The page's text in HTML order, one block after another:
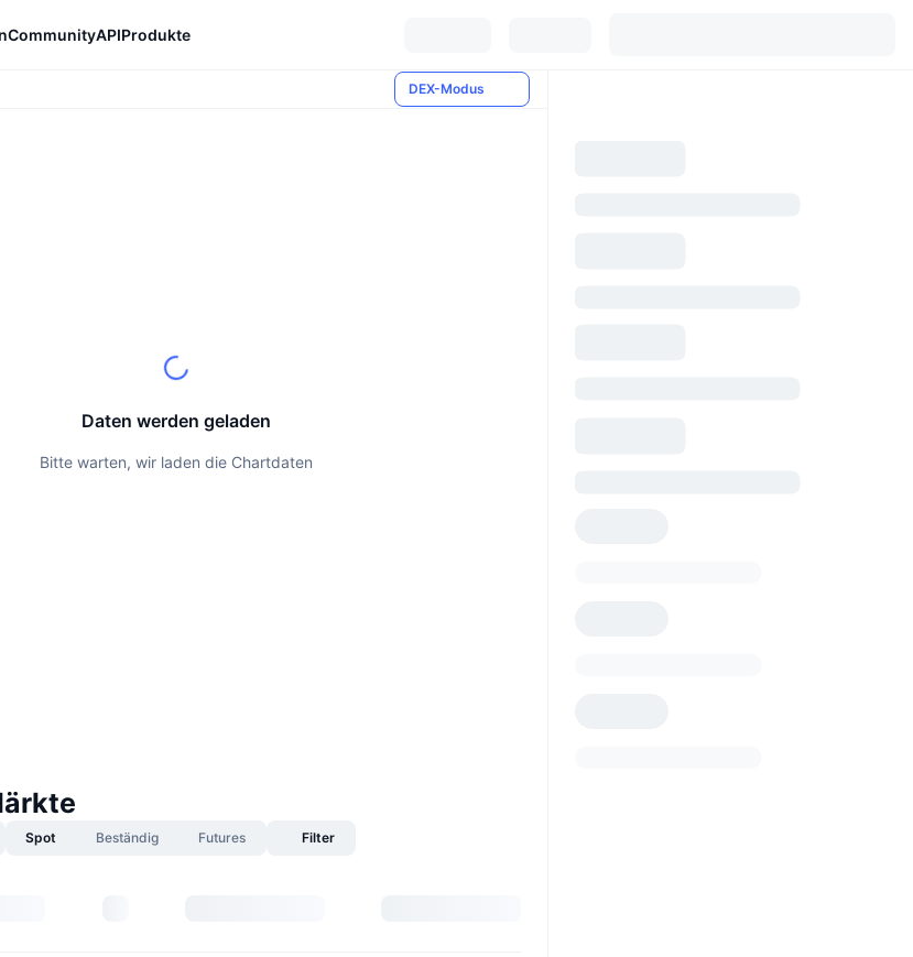
CommunityAPIProdukte
DEX-Modus
Daten werden geladen
Bitte warten, wir laden die Chartdaten
Spot Beständig Futures Filter